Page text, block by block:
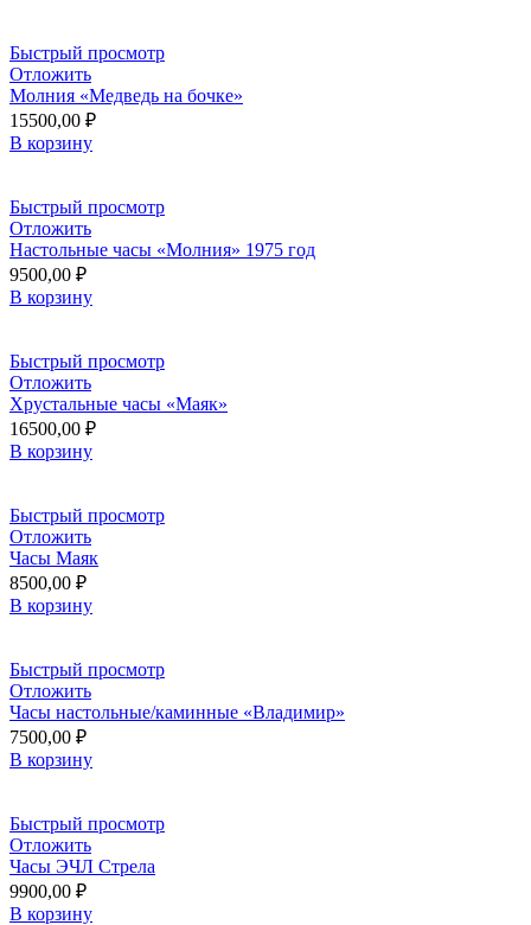
Быстрый просмотр
Отложить
Молния «Медведь на бочке»
15500,00 ₽
В корзину
Быстрый просмотр
Отложить
Настольные часы «Молния» 1975 год
9500,00 ₽
В корзину
Быстрый просмотр
Отложить
Хрустальные часы «Маяк»
16500,00 ₽
В корзину
Быстрый просмотр
Отложить
Часы Маяк
8500,00 ₽
В корзину
Быстрый просмотр
Отложить
Часы настольные/каминные «Владимир»
7500,00 ₽
В корзину
Быстрый просмотр
Отложить
Часы ЭЧЛ Стрела
9900,00 ₽
В корзину